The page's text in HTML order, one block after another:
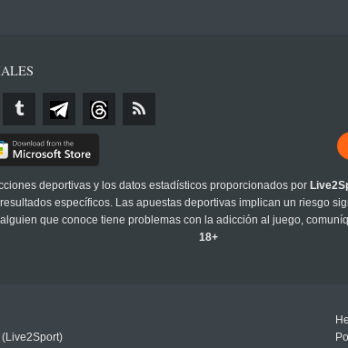
deportivas y los datos estadísticos proporcionados por
específicos. Las apuestas deportivas implican un riesgo
que conoce tiene problemas con la adicción al juego,
18+